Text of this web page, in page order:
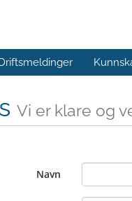
Vi er klare og
Navn